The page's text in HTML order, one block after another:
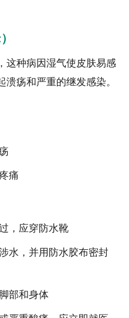
这种病因湿气使皮肤易感
疡和严重的继发感染。
痛
，应穿防水靴
水，并用防水胶布密封
部和身体